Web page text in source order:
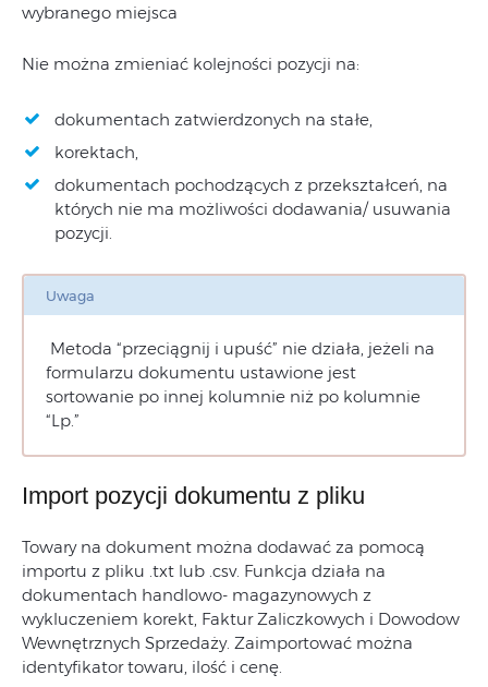
wybranego miejsca
Nie można zmieniać kolejności pozycji na:
dokumentach zatwierdzonych na stałe,
korektach,
dokumentach pochodzących z przekształceń, na
których nie ma możliwości dodawania/ usuwania
pozycji.
Uwaga
Metoda “przeciągnij i upuść” nie działa, jeżeli na
formularzu dokumentu ustawione jest
sortowanie po innej kolumnie niż po kolumnie
“Lp.”
Import pozycji dokumentu z pliku
Towary na dokument można dodawać za pomocą
importu z pliku .txt lub .csv. Funkcja działa na
dokumentach handlowo- magazynowych z
wykluczeniem korekt, Faktur Zaliczkowych i Dowodow
Wewnętrznych Sprzedaży. Zaimportować można
identyfikator towaru, ilość i cenę.